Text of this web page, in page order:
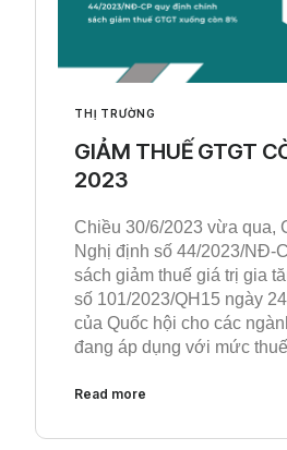
THỊ TRƯỜNG
GIẢM THUẾ GTGT
2023
Chiều 30/6/2023 vừa qua,
Nghị định số 44/2023/NĐ-
sách giảm thuế giá trị gia
số 101/2023/QH15 ngày
của Quốc hội cho các
đang áp dụng với mức
Read more